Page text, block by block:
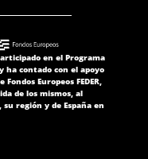
en el Programa
ha contado con el apoyo
Europeos FEDER,
de los mismos, al
región y de España en